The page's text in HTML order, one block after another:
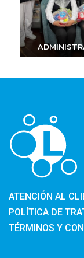
ATENCIÓN AL
POLÍTICA DE
TÉRMINOS Y